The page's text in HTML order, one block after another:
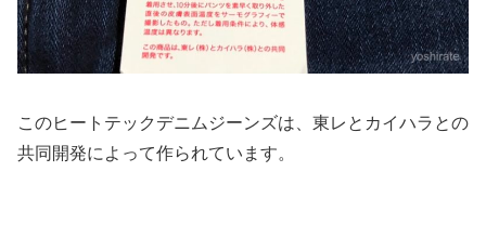
このヒートテックデニムジーンズは、東レとカイハラとの
共同開発によって作られています。